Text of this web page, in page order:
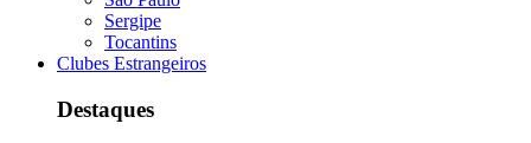
Sergipe
Tocantins
Clubes Estrangeiros
Destaques